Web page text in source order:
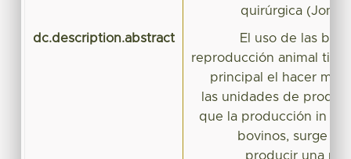
quirúrgica
dc.description.abstract
El uso de las
reproducción animal
principal el hacer más
las unidades de
que la producción in
bovinos, surge
producir una